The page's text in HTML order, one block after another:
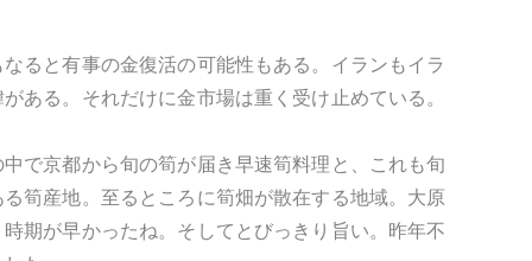
ると有事の金復活の可能性もある。イランもイラ
ある。それだけに金市場は重く受け止めている。
で京都から旬の筍が届き早速筍料理と、これも旬
筍産地。至るところに筍畑が散在する地域。大原
期が早かったね。そしてとびっきり旨い。昨年不